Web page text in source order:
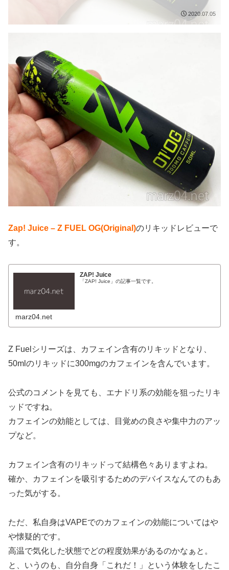
2020.07.05
Zap! Juice – Z FUEL OG(Original)のリキッドレビューで
す。
ZAP! Juice
「ZAP! Juice」の記事一覧です。
marz04.net
Z Fuelシリーズは、カフェイン含有のリキッドとなり、
50mlのリキッドに300mgのカフェインを含んでいます。
公式のコメントを見ても、エナドリ系の効能を狙ったリキ
ッドですね。
カフェインの効能としては、目覚めの良さや集中力のアッ
プなど。
カフェイン含有のリキッドって結構色々ありますよね。
確か、カフェインを吸引するためのデバイスなんてのもあ
った気がする。
ただ、私自身はVAPEでのカフェインの効能についてはや
や懐疑的です。
高温で気化した状態でどの程度効果があるのかなぁと。
と、いうのも、自分自身「これだ！」という体験をしたこ